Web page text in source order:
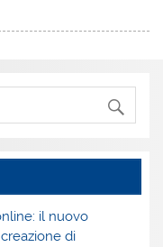
il nuovo
di